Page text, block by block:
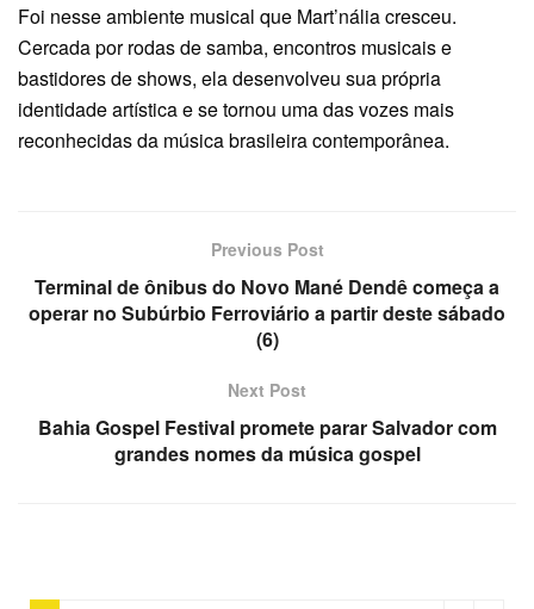
Foi nesse ambiente musical que Mart’nália cresceu.
Cercada por rodas de samba, encontros musicais e
bastidores de shows, ela desenvolveu sua própria
identidade artística e se tornou uma das vozes mais
reconhecidas da música brasileira contemporânea.
Previous Post
Terminal de ônibus do Novo Mané Dendê começa a
operar no Subúrbio Ferroviário a partir deste sábado
(6)
Next Post
Bahia Gospel Festival promete parar Salvador com
grandes nomes da música gospel